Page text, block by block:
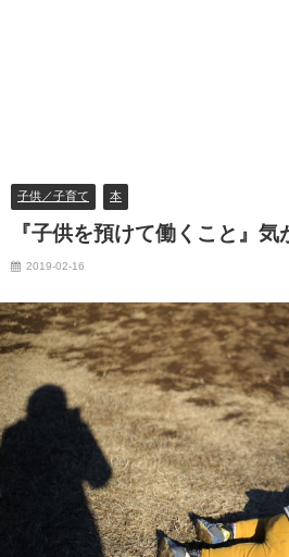
子供／子育て 本
『子供を預けて働くこと』気
2019-02-16